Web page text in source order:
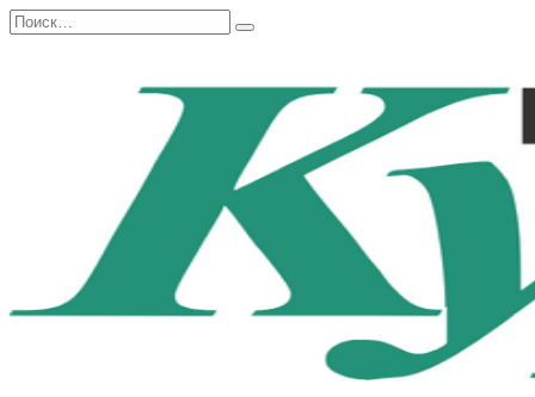
Перейти
к
Search
for: